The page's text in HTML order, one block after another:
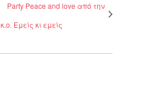
Party Peace and love από την
κ.ο. Εμείς κι εμείς